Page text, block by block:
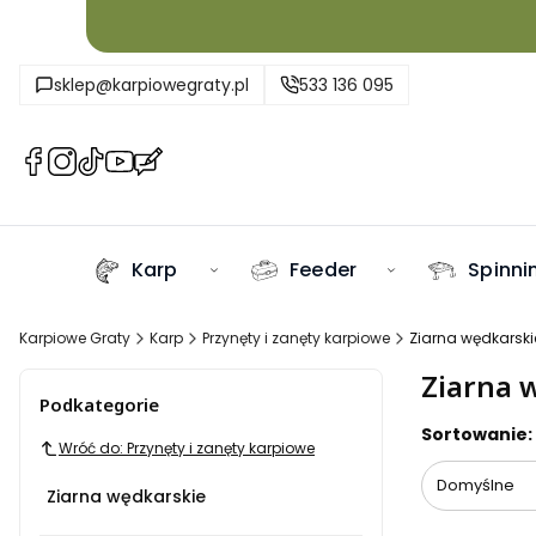
sklep@karpiowegraty.pl 533 136 095
(Otwiera
karcie)
(Otwiera
karcie)
(Otwiera
karcie)
(Otwiera
karcie)
(Otwiera
karcie)
Karp Feeder
Karpiowe Graty Karp Przynęty i zanęty karpiowe Ziarna
Podkategorie
Wróć do: Przynęty i zanęty karpiowe
Ziarna wędkarskie
Ziarna
Lista
Sortowanie:
Domyślne